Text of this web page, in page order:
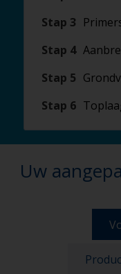
Stap 3
Stap 4
Stap 5
Stap 6
Uw